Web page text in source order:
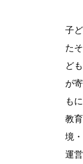
子
た
ど
が
も
教
境
運